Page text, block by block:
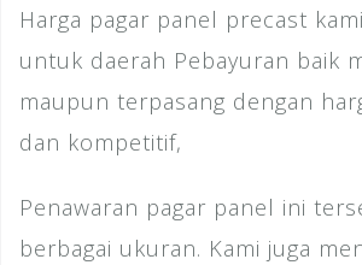
Harga pagar panel precast
untuk daerah Pebayuran baik
maupun terpasang dengan
dan kompetitif,
Penawaran pagar panel ini
berbagai ukuran. Kami juga